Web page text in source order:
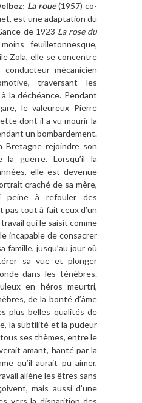
; La roue (1957) co-
est une adaptation du
de 1923 La rose du
feuilletonnesque,
Zola, elle se concentre
mécanicien
traversant les
la déchéance. Pendant
le valeureux Pierre
dont il a vu mourir la
un bombardement.
Bretagne rejoindre son
guerre. Lorsqu’il la
elle est devenue
craché de sa mère,
peine à refouler des
tout à fait ceux d’un
qui le saisit comme
incapable de consacrer
famille, jusqu’au jour où
sa vue et plonger
dans les ténèbres.
en héros meurtri,
de la bonté d’âme
plus belles qualités de
la subtilité et la pudeur
ses thèmes, entre le
amant, hanté par la
qu’il aurait pu aimer,
aliène les êtres sans
mais aussi d’une